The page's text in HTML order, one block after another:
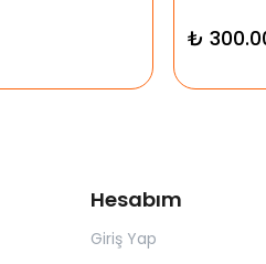
₺
Hesabım
Giriş Yap